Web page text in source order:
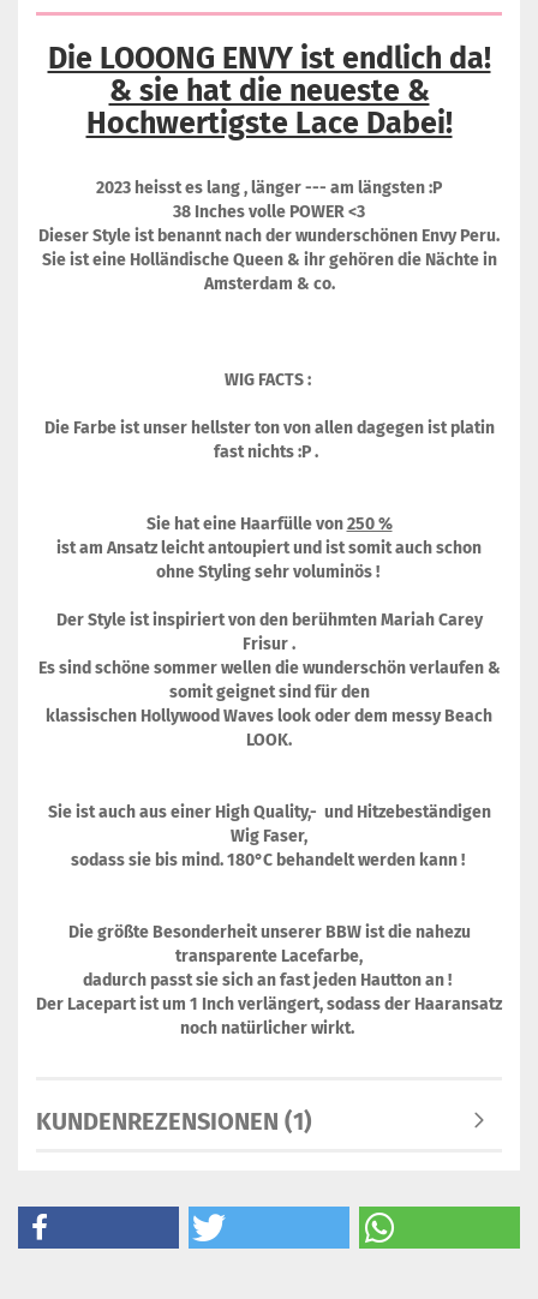
Die LOOONG ENVY ist endlich da!
& sie hat die neueste &
Hochwertigste Lace Dabei!
2023 heisst es lang , länger --- am längsten :P
38 Inches volle POWER <3
Dieser Style ist benannt nach der wunderschönen Envy Peru.
Sie ist eine Holländische Queen & ihr gehören die Nächte in
Amsterdam & co.
WIG FACTS :
Die Farbe ist unser hellster ton von allen dagegen ist platin
fast nichts :P .
Sie hat eine Haarfülle von250 %
ist am Ansatz leicht antoupiert und ist somit auch schon
ohne Styling sehr voluminös !
Der Style ist inspiriert von den berühmten Mariah Carey
Frisur .
Es sind schöne sommer wellen die wunderschön verlaufen &
somit geignet sind für den
klassischen Hollywood Waves look oder dem messy Beach
LOOK.
Sie ist auch aus einer High Quality,- und Hitzebeständigen
Wig Faser,
sodass sie bis mind. 180°C behandelt werden kann !
Die größte Besonderheit unserer BBW ist die nahezu
transparente Lacefarbe,
dadurch passt sie sich an fast jeden Hautton an !
Der Lacepart ist um 1 Inch verlängert, sodass der Haaransatz
noch natürlicher wirkt.
KUNDENREZENSIONEN (1)